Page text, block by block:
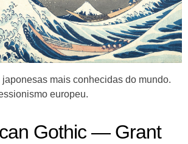
mais conhecidas do mundo.
europeu.
Gothic — Grant